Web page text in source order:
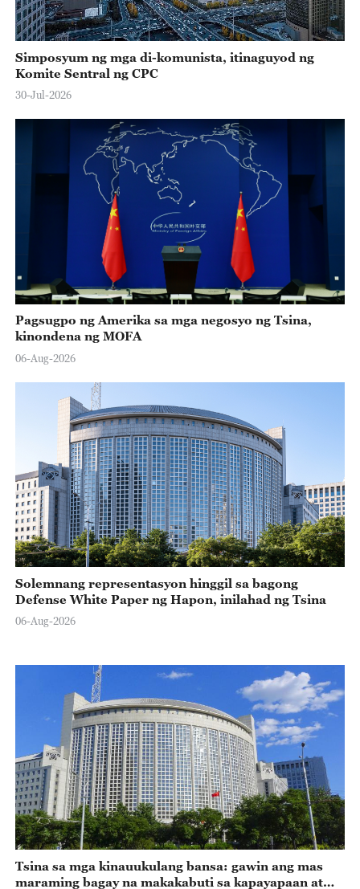
Simposyum ng mga di-komunista, itinaguyod ng
Komite Sentral ng CPC
30-Jul-2026
Pagsugpo ng Amerika sa mga negosyo ng Tsina,
kinondena ng MOFA
06-Aug-2026
Solemnang representasyon hinggil sa bagong
Defense White Paper ng Hapon, inilahad ng Tsina
06-Aug-2026
Tsina sa mga kinauukulang bansa: gawin ang mas
maraming bagay na makakabuti sa kapayapaan at